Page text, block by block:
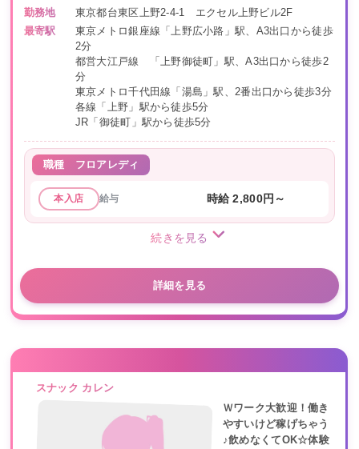
勤務地
東京都台東区上野2-4-1 エクセル上野ビル2F
最寄駅
東京メトロ銀座線「上野広小路」駅、A3出口から徒歩
2分
都営大江戸線 「上野御徒町」駅、A3出口から徒歩2
分
東京メトロ千代田線「湯島」駅、2番出口から徒歩3分
各線「上野」駅から徒歩5分
JR「御徒町」駅から徒歩5分
職種 フロアレディ
本入店 給与 時給 2,800円～
続きを見る
詳細を見る
スナック カレン
Ｗワーク大歓迎！働き
やすいけど稼げちゃう
♪飲めなくてOK☆体験